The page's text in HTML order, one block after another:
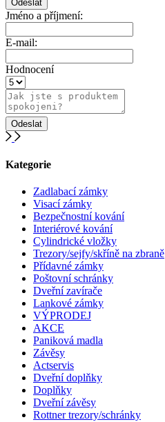
Jméno a příjmení:
E-mail:
Hodnocení
Kategorie
Zadlabací zámky
Visací zámky
Bezpečnostní kování
Interiérové kování
Cylindrické vložky
Trezory/sejfy/skříně na zbraně
Přídavné zámky
Poštovní schránky
Dveřní zavírače
Lankové zámky
VÝPRODEJ
AKCE
Paniková madla
Závěsy
Actservis
Dveřní doplňky
Doplňky
Dveřní závěsy
Rottner trezory/schránky